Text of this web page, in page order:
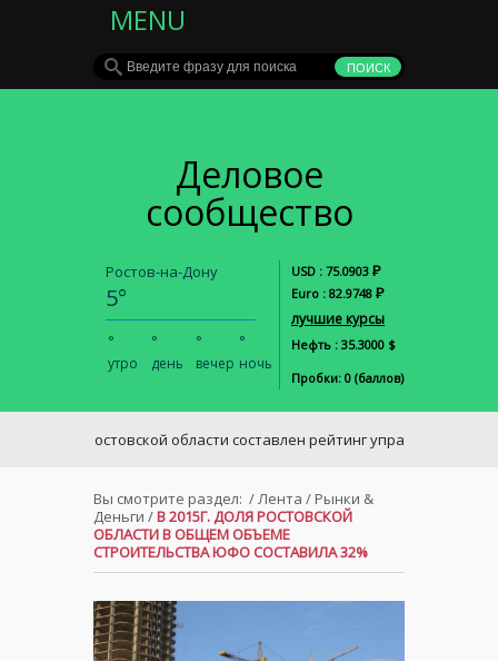
MENU
Деловое
сообщество
Ростов-на-Дону
5°
°
утро
°
день
°
вечер
°
ночь
USD : 75.0903 Р
Euro : 82.9748 Р
лучшие курсы
Нефть : 35.3000 $
Пробки: 0 (баллов)
В Ростовской области составлен рейтинг управляющих
Вы смотрите раздел: /Лента / Рынки &
Деньги /В 2015Г. ДОЛЯ РОСТОВСКОЙ
ОБЛАСТИ В ОБЩЕМ ОБЪЕМЕ
СТРОИТЕЛЬСТВА ЮФО СОСТАВИЛА 32%